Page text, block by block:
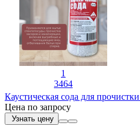
1
3464
Каустическая сода для
Цена по запросу
Узнать цену